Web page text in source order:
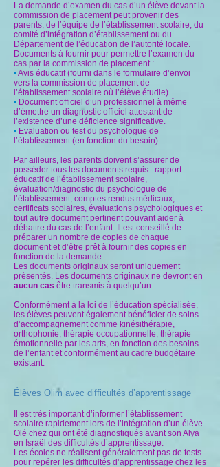
La demande d’examen du cas d’un élève devant la
commission de placement peut provenir des
parents, de l’équipe de l’établissement scolaire, du
comité d’intégration d’établissement ou du
Département de l’éducation de l’autorité locale.
Documents à fournir pour permettre l’examen du
cas par la commission de placement :
•Avis éducatif (fourni dans le formulaire d’envoi
vers la commission de placement de
l’établissement scolaire où l’élève étudie).
• Document officiel d’un professionnel à même
d’émettre un diagnostic officiel attestant de
l’existence d’une déficience significative.
• Evaluation ou test du psychologue de
l’établissement (en fonction du besoin).
Par ailleurs, les parents doivent s’assurer de
posséder tous les documents requis : rapport
éducatif de l’établissement scolaire,
évaluation/diagnostic du psychologue de
l’établissement, comptes rendus médicaux,
certificats scolaires, évaluations psychologiques et
tout autre document pertinent pouvant aider à
débattre du cas de l’enfant. Il est conseillé de
préparer un nombre de copies de chaque
document et d’être prêt à fournir des copies en
fonction de la demande.
Les documents originaux seront uniquement
présentés. Les documents originaux ne devront en
aucun cas être transmis à quelqu’un.
Conformément à la loi de l’éducation spécialisée,
les élèves peuvent également bénéficier de soins
d’accompagnement comme kinésithérapie,
orthophonie, thérapie occupationnelle, thérapie
émotionnelle par les arts, en fonction des besoins
de l’enfant et conformément au cadre budgétaire
existant.
Élèves Olim avec difficultés d’apprentissage
Il est très important d’informer l’établissement
scolaire rapidement lors de l’intégration d’un élève
Olé chez qui ont été diagnostiqués avant son Alya
en Israël des difficultés d’apprentissage.
Les écoles ne réalisent généralement pas de tests
pour repérer les difficultés d’apprentissage chez les